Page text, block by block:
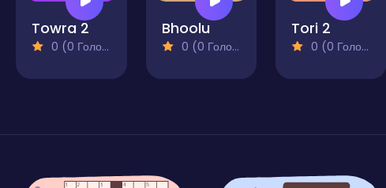
Towra 2
0 (0 Голосів)
Bhoolu
0 (0 Голосів)
Tori 2
0 (0 Голосів)